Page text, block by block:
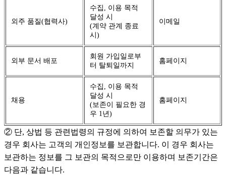
외주 품질(협력사)
수집, 이용 목적
달성 시
(계약 관계 종료
시)
이메일
외부 문서 배포
회원 가입일로부
터 탈퇴일까지
홈페이지
채용
수집, 이용 목적
달성 시
(보존이 필요한 경
우 1년)
홈페이지
② 단, 상법 등 관련법령의 규정에 의하여 보존할 의무가 있는
경우 회사는 고객의 개인정보를 보관합니다. 이 경우 회사는
보관하는 정보를 그 보관의 목적으로만 이용하며 보존기간은
다음과 같습니다.